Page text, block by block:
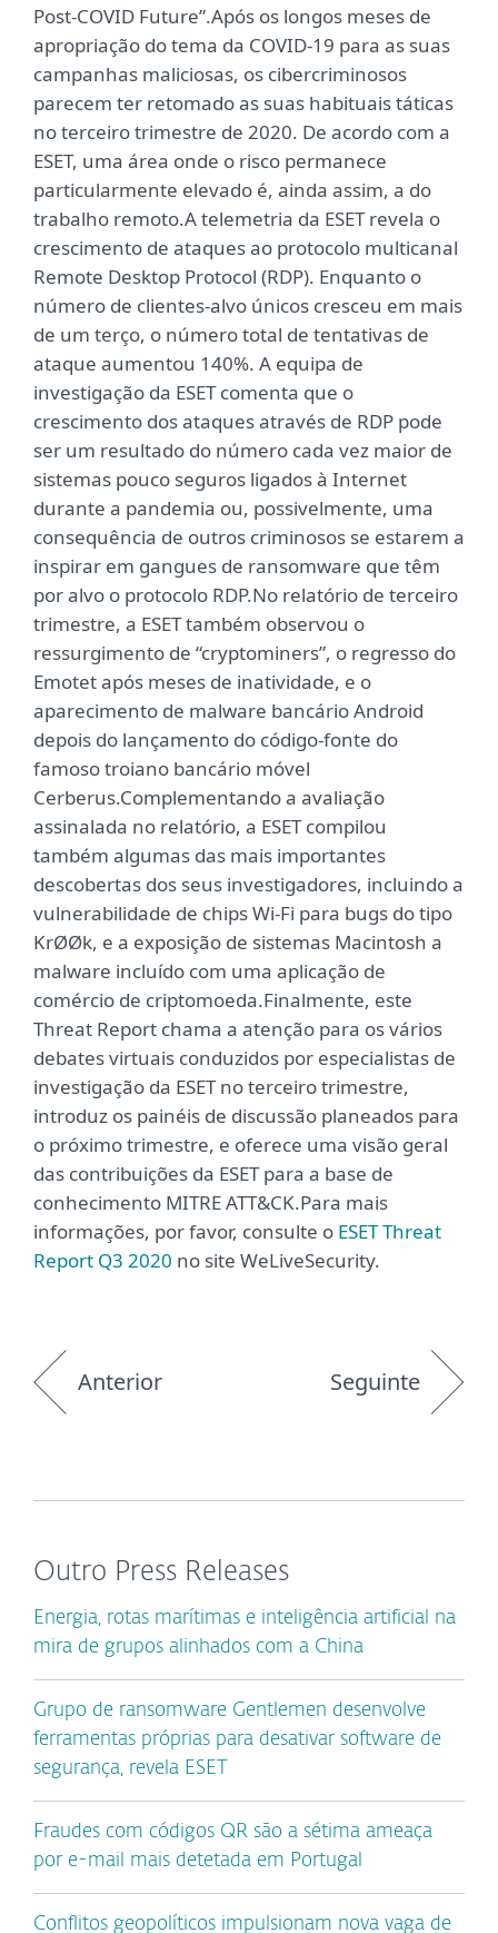
Post-COVID Future”.Após os longos meses de
apropriação do tema da COVID-19 para as suas
campanhas maliciosas, os cibercriminosos
parecem ter retomado as suas habituais táticas
no terceiro trimestre de 2020. De acordo com a
ESET, uma área onde o risco permanece
particularmente elevado é, ainda assim, a do
trabalho remoto.A telemetria da ESET revela o
crescimento de ataques ao protocolo multicanal
Remote Desktop Protocol (RDP). Enquanto o
número de clientes-alvo únicos cresceu em mais
de um terço, o número total de tentativas de
ataque aumentou 140%. A equipa de
investigação da ESET comenta que o
crescimento dos ataques através de RDP pode
ser um resultado do número cada vez maior de
sistemas pouco seguros ligados à Internet
durante a pandemia ou, possivelmente, uma
consequência de outros criminosos se estarem a
inspirar em gangues de ransomware que têm
por alvo o protocolo RDP.No relatório de terceiro
trimestre, a ESET também observou o
ressurgimento de “cryptominers”, o regresso do
Emotet após meses de inatividade, e o
aparecimento de malware bancário Android
depois do lançamento do código-fonte do
famoso troiano bancário móvel
Cerberus.Complementando a avaliação
assinalada no relatório, a ESET compilou
também algumas das mais importantes
descobertas dos seus investigadores, incluindo a
vulnerabilidade de chips Wi-Fi para bugs do tipo
KrØØk, e a exposição de sistemas Macintosh a
malware incluído com uma aplicação de
comércio de criptomoeda.Finalmente, este
Threat Report chama a atenção para os vários
debates virtuais conduzidos por especialistas de
investigação da ESET no terceiro trimestre,
introduz os painéis de discussão planeados para
o próximo trimestre, e oferece uma visão geral
das contribuições da ESET para a base de
conhecimento MITRE ATT&CK.Para mais
informações, por favor, consulte o ESET Threat
Report Q3 2020 no site WeLiveSecurity.
Anterior Seguinte
Outro Press Releases
Energia, rotas marítimas e inteligência artificial na
mira de grupos alinhados com a China
Grupo de ransomware Gentlemen desenvolve
ferramentas próprias para desativar software de
segurança, revela ESET
Fraudes com códigos QR são a sétima ameaça
por e-mail mais detetada em Portugal
Conflitos geopolíticos impulsionam nova vaga de